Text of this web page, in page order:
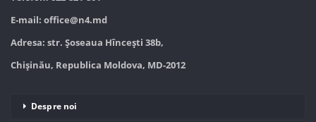
E-mail: office@n4.md
Adresa: str. Șoseaua Hînceşti 38b,
Chișinău, Republica Moldova, MD-2012
Despre noi